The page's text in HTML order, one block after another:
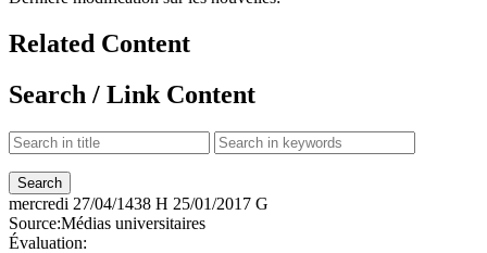
Related Content
Search / Link Content
mercredi 27/04/1438 H 25/01/2017 G
Source:Médias universitaires
Évaluation: